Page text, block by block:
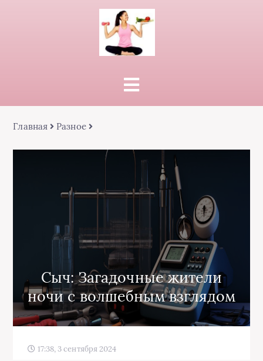
Главная Разное
Сыч: Загадочные жители
ночи с волшебным взглядом
17:38, 3 сентября 2024